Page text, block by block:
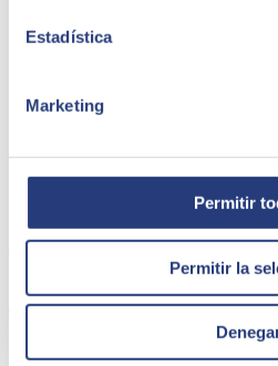
Estadística
Marketing
Permitir
Permitir la